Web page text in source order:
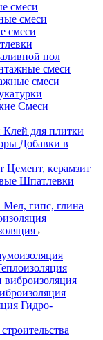
смеси
смеси
пол
смеси
Смеси
Клей для плитки
Добавки в
Цемент, керамзит
Шпатлевки
Мел, гипс, глина
Гидро-